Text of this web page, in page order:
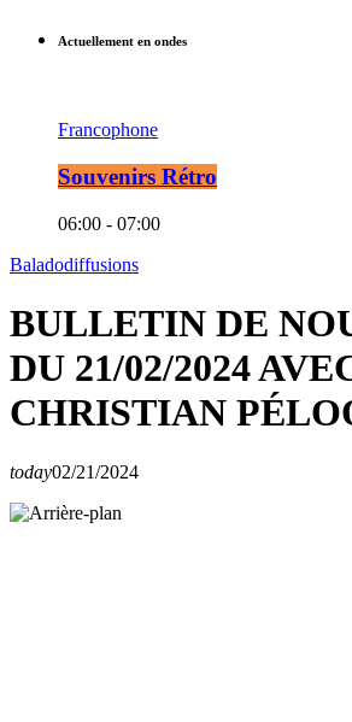
Actuellement en ondes
Francophone
Souvenirs Rétro
06:00 - 07:00
Baladodiffusions
BULLETIN DE
DU 21/02/2024
CHRISTIAN
today02/21/2024